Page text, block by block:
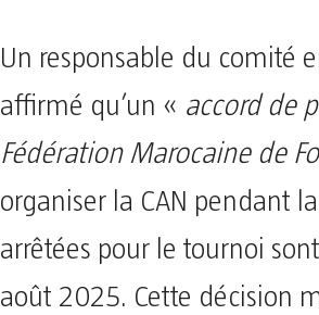
Un responsable du comité
affirmé qu’un « accord de
Fédération Marocaine de
organiser la CAN pendant
arrêtées pour le tournoi
août 2025. Cette décision